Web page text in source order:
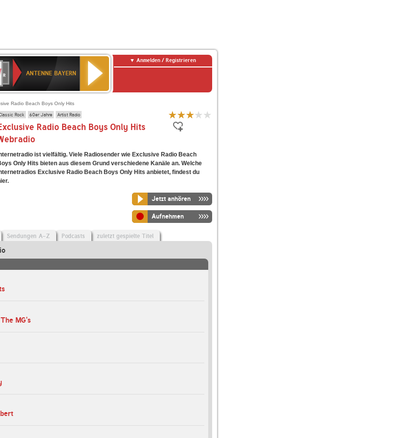
ANTENNE BAYERN
Anmelden / Registrieren
Radio Beach Boys Only Hits
Rock 60er Jahre Artist Radio
Radio Beach Boys Only Hits
ist vielfältig. Viele Radiosender wie Exclusive Radio Beach
Only Hits bieten aus diesem Grund verschiedene Kanäle an. Welche
Exclusive Radio Beach Boys Only Hits anbietet, findest du
Jetzt anhören
Aufnehmen
Sendungen A-Z Podcasts zuletzt gespielte Titel
MG's